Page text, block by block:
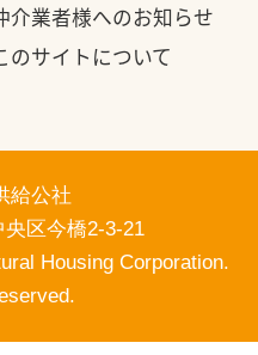
介業者様へのお知らせ
のサイトについて
給公社
央区今橋2-3-21
Housing Corporation.